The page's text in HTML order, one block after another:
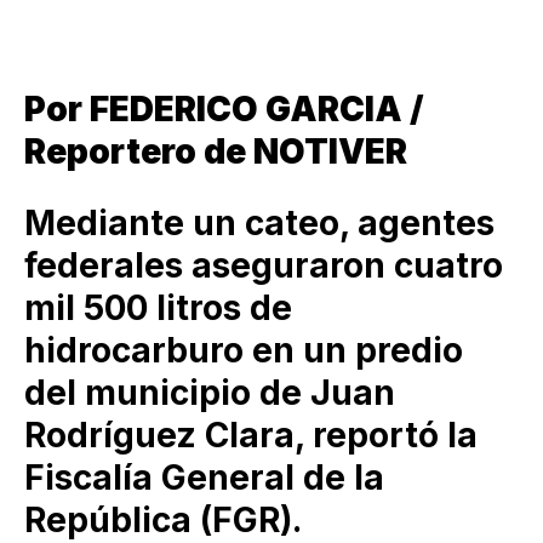
Por FEDERICO GARCIA /
Reportero de NOTIVER
Mediante un cateo, agentes
federales aseguraron cuatro
mil 500 litros de
hidrocarburo en un predio
del municipio de Juan
Rodríguez Clara, reportó la
Fiscalía General de la
República (FGR).